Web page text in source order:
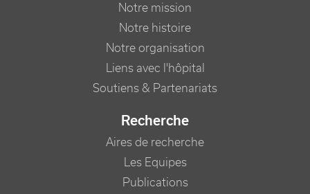
Notre mission
Notre histoire
Notre organisation
Liens avec l'hôpital
Soutiens & Partenariats
Recherche
Aires de recherche
Les Equipes
Publications